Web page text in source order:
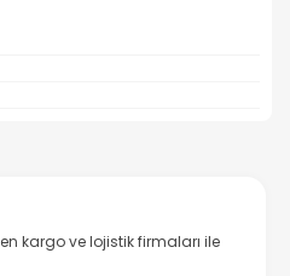
kargo ve lojistik firmaları ile